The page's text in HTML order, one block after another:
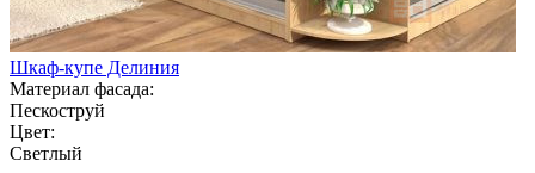
Шкаф-купе Делиния
Материал фасада:
Пескоструй
Цвет:
Светлый